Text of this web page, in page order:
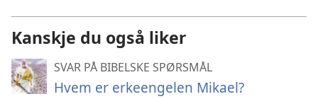
Kanskje du også liker
SVAR PÅ BIBELSKE SPØRSMÅL
Hvem er erkeengelen Mikael?